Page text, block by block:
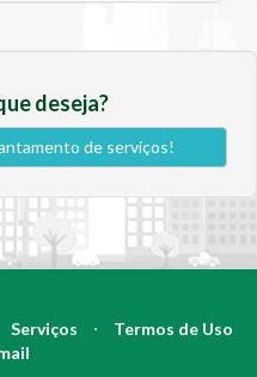
deseja?
de serviços!
Serviços ⋅
Termos de Uso